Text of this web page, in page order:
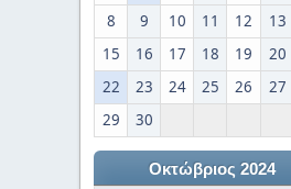
8
9 10 11 12 13
15
16 17 18 19 20
22
23 24 25 26 27
29
30
Οκτώβριος 2024